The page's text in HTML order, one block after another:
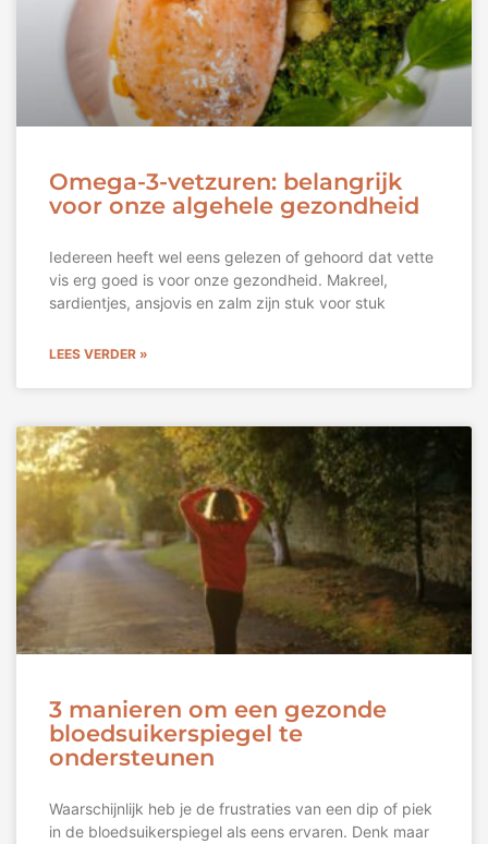
Omega-3-vetzuren: belangrijk
voor onze algehele gezondheid
Iedereen heeft wel eens gelezen of gehoord dat vette
vis erg goed is voor onze gezondheid. Makreel,
sardientjes, ansjovis en zalm zijn stuk voor stuk
LEES VERDER »
3 manieren om een gezonde
bloedsuikerspiegel te
ondersteunen
Waarschijnlijk heb je de frustraties van een dip of piek
in de bloedsuikerspiegel als eens ervaren. Denk maar